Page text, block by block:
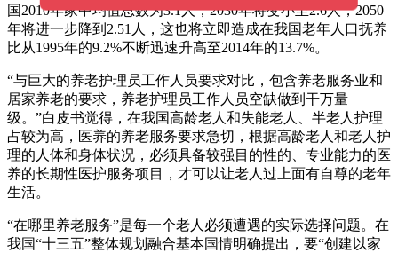
国2010年家中均值总数为3.1人，2030年将变小至2.6人，2050
年将进一步降到2.51人，这也将立即造成在我国老年人口抚养
比从1995年的9.2%不断迅速升高至2014年的13.7%。
“与巨大的养老护理员工作人员要求对比，包含养老服务业和
居家养老的要求，养老护理员工作人员空缺做到干万量
级。”白皮书觉得，在我国高龄老人和失能老人、半老人护理
占较为高，医养的养老服务要求急切，根据高龄老人和老人护
理的人体和身体状况，必须具备较强目的性的、专业能力的医
养的长期性医护服务项目，才可以让老人过上面有自尊的老年
生活。
“在哪里养老服务”是每一个老人必须遭遇的实际选择问题。在
我国“十三五”整体规划融合基本国情明确提出，要“创建以家